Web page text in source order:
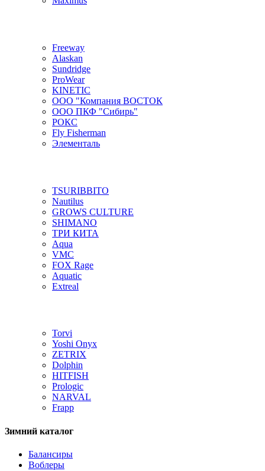
Freeway
Alaskan
Sundridge
ProWear
KINETIC
ООО "Компания ВОСТОК
ООО ПКФ "Сибирь"
РОКС
Fly Fisherman
Элементаль
TSURIBBITO
Nautilus
GROWS CULTURE
SHIMANO
ТРИ КИТА
Aqua
VMC
FOX Rage
Aquatic
Extreal
Torvi
Yoshi Onyx
ZETRIX
Dolphin
HITFISH
Prologic
NARVAL
Frapp
Зимний каталог
Балансиры
Воблеры